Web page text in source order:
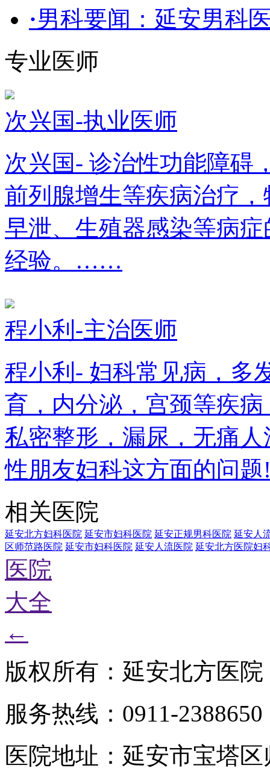
·男科要闻：延安男科
专业医师
次兴国-执业医师
次兴国- 诊治性功能障碍
前列腺增生等疾病治疗
早泄、生殖器感染等病
经验。……
程小利-主治医师
程小利- 妇科常见病，多
育，内分泌，宫颈等疾
私密整形，漏尿，无痛
性朋友妇科这方面的问
相关医院
延安北方妇科医院 延安市妇科医院 延安正规男科医院 延安人
区师范路医院 延安市妇科医院 延安人流医院 延安北方医院妇
医院
大全
←
版权所有：延安北方医院
服务热线：0911-2388650
医院地址：延安市宝塔